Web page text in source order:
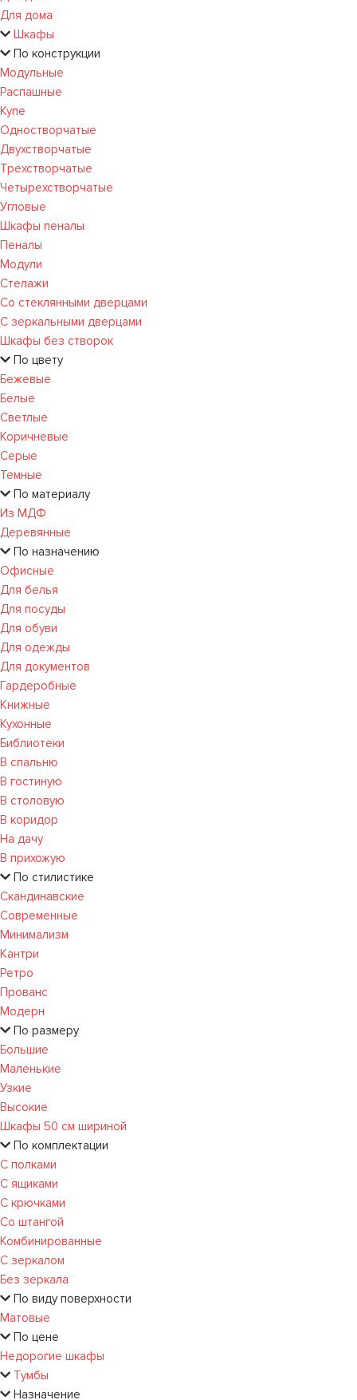
Для дома
Шкафы
По конструкции
Модульные
Распашные
Купе
Одностворчатые
Двухстворчатые
Трехстворчатые
Четырехстворчатые
Угловые
Шкафы пеналы
Пеналы
Модули
Стелажи
Со стеклянными дверцами
С зеркальными дверцами
Шкафы без створок
По цвету
Бежевые
Белые
Светлые
Коричневые
Серые
Темные
По материалу
Из МДФ
Деревянные
По назначению
Офисные
Для белья
Для посуды
Для обуви
Для одежды
Для документов
Гардеробные
Книжные
Кухонные
Библиотеки
В спальню
В гостиную
В столовую
В коридор
На дачу
В прихожую
По стилистике
Скандинавские
Современные
Минимализм
Кантри
Ретро
Прованс
Модерн
По размеру
Большие
Маленькие
Узкие
Высокие
Шкафы 50 см шириной
По комплектации
С полками
С ящиками
С крючками
Со штангой
Комбинированные
С зеркалом
Без зеркала
По виду поверхности
Матовые
По цене
Недорогие шкафы
Тумбы
Назначение